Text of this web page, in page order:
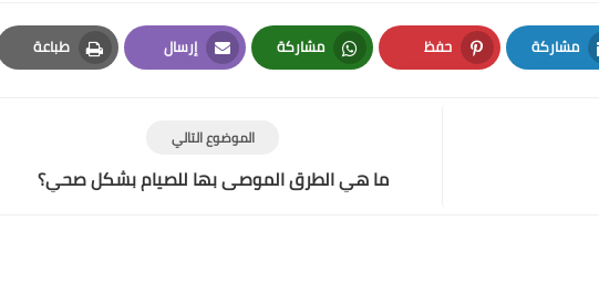
مشاركة
LinkedIn
حفظ
Pinterest
مشاركة
Whatsapp
إرسال
Email
طباعة
Print
الموضوع التالي
ما هي الطرق الموصى بها للصيام بشكل صحي؟